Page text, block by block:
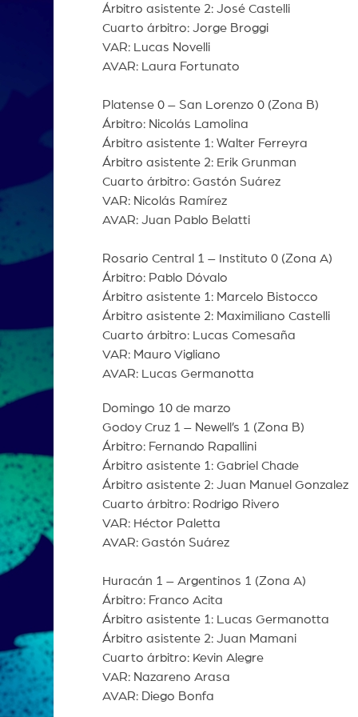
Árbitro asistente 2: José Castelli
Cuarto árbitro: Jorge Broggi
VAR: Lucas Novelli
AVAR: Laura Fortunato
Platense 0 – San Lorenzo 0 (Zona B)
Árbitro: Nicolás Lamolina
Árbitro asistente 1: Walter Ferreyra
Árbitro asistente 2: Erik Grunman
Cuarto árbitro: Gastón Suárez
VAR: Nicolás Ramírez
AVAR: Juan Pablo Belatti
Rosario Central 1 – Instituto 0 (Zona A)
Árbitro: Pablo Dóvalo
Árbitro asistente 1: Marcelo Bistocco
Árbitro asistente 2: Maximiliano Castelli
Cuarto árbitro: Lucas Comesaña
VAR: Mauro Vigliano
AVAR: Lucas Germanotta
Domingo 10 de marzo
Godoy Cruz 1 – Newell’s 1 (Zona B)
Árbitro: Fernando Rapallini
Árbitro asistente 1: Gabriel Chade
Árbitro asistente 2: Juan Manuel Gonzalez
Cuarto árbitro: Rodrigo Rivero
VAR: Héctor Paletta
AVAR: Gastón Suárez
Huracán 1 – Argentinos 1 (Zona A)
Árbitro: Franco Acita
Árbitro asistente 1: Lucas Germanotta
Árbitro asistente 2: Juan Mamani
Cuarto árbitro: Kevin Alegre
VAR: Nazareno Arasa
AVAR: Diego Bonfa